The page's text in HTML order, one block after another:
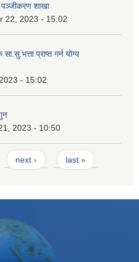
पञ्जीकरण शाखा
22, 2023 - 15:02
प्राप्त गर्न योग्य
- 15:02
2023 - 10:50
next › last »